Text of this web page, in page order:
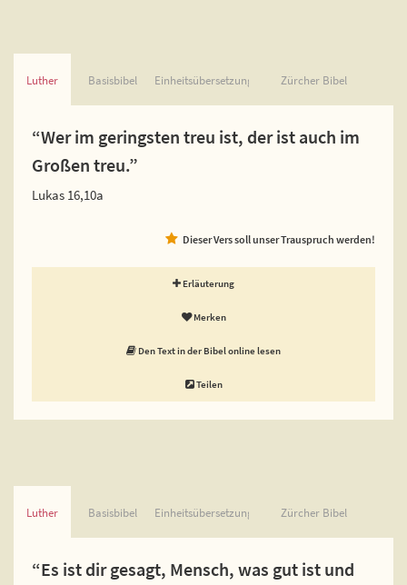
Luther Basisbibel Einheitsübersetzung Zürcher Bibel
“Wer im geringsten treu ist, der ist auch im
Großen treu.”
Lukas 16,10a
Dieser Vers soll unser Trauspruch werden!
Erläuterung
Merken
Den Text in der Bibel online lesen
Teilen
Luther Basisbibel Einheitsübersetzung Zürcher Bibel
“Es ist dir gesagt, Mensch, was gut ist und